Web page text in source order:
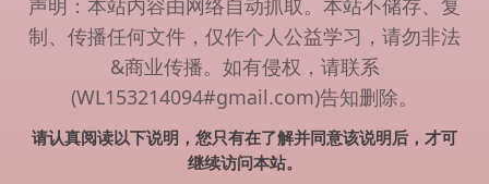
声明：本站内容由网络自动抓取。本站不储存、复
制、传播任何文件，仅作个人公益学习，请勿非法
&商业传播。如有侵权，请联系
(WL153214094#gmail.com)告知删除。
请认真阅读以下说明，您只有在了解并同意该说明后，才可
继续访问本站。